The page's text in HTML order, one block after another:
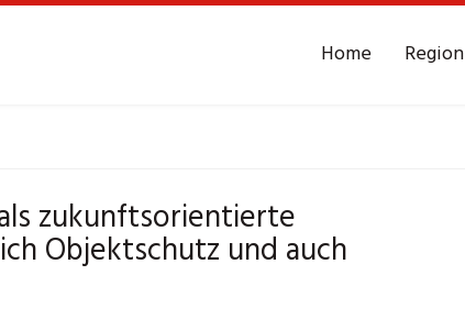
Home Region
Vollerwiek
zukunftsorientierte
Objektschutz und auch